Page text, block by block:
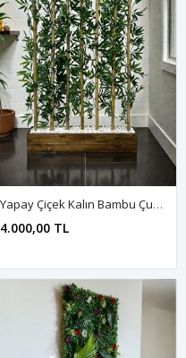
Yapay Çiçek Kalın Bambu Çubuk Ahşap Saksı Ceviz Seperatör Paravan
4.000,00 TL